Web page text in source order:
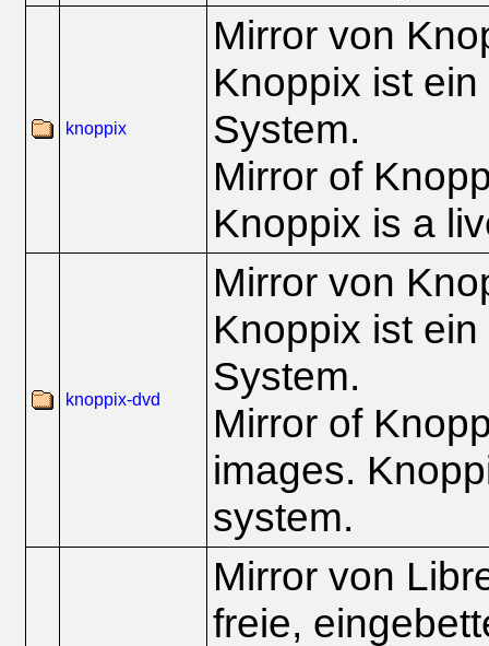
knoppix
Mirror von
Knoppix ist
System.
Mirror of
Knoppix is a
knoppix-dvd
Mirror von
Knoppix ist
System.
Mirror of
images.
system.
Mirror von
freie,